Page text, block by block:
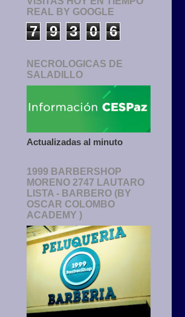
REAL BY GOOGLE
7 9 3 0 6
NECROLOGICAS DE
SALADILLO
Actualizadas al minuto
1999 BARBERSHOP
MORENO 2747 LAUTARO
LISTA - BARBERO (BY
OSCAR COLOMBO
ACADEMY )